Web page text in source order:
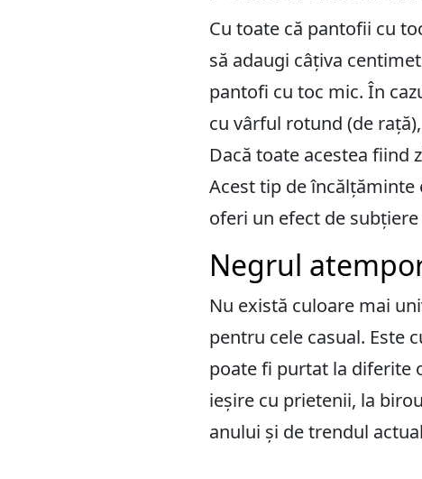
Cu toate că pantofii cu
să adaugi câțiva
pantofi cu toc mic. În
cu vârful rotund (de
Dacă toate acestea fiind
Acest tip de încălțăminte
oferi un efect de
Negrul
Nu există culoare mai
pentru cele casual. Este
poate fi purtat la diferite
ieșire cu prietenii, la
anului și de trendul